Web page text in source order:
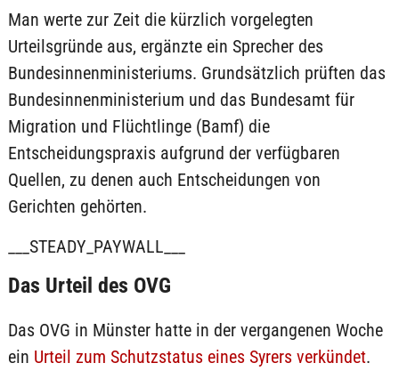
Man werte zur Zeit die kürzlich vorgelegten
Urteilsgründe aus, ergänzte ein Sprecher des
Bundesinnenministeriums. Grundsätzlich prüften das
Bundesinnenministerium und das Bundesamt für
Migration und Flüchtlinge (Bamf) die
Entscheidungspraxis aufgrund der verfügbaren
Quellen, zu denen auch Entscheidungen von
Gerichten gehörten.
___STEADY_PAYWALL___
Das Urteil des OVG
Das OVG in Münster hatte in der vergangenen Woche
ein Urteil zum Schutzstatus eines Syrers verkündet.